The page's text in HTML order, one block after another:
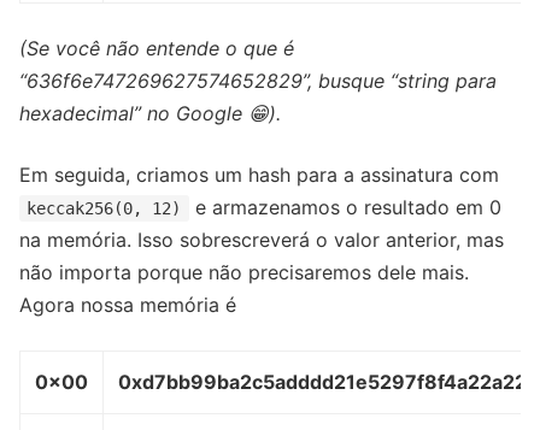
(Se você não entende o que é
“636f6e747269627574652829”, busque “string para
hexadecimal” no Google 😁).
Em seguida, criamos um hash para a assinatura com
keccak256(0, 12)
e armazenamos o resultado em 0
na memória. Isso sobrescreverá o valor anterior, mas
não importa porque não precisaremos dele mais.
Agora nossa memória é
0x00